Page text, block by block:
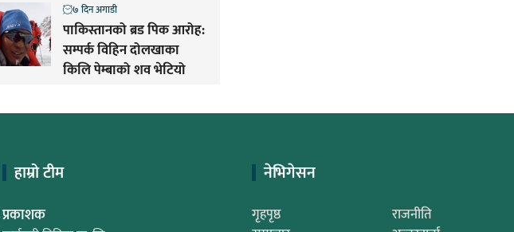
पाकिस्तानको ब्रड पिक आरोह‌‌:
सम्पर्क विहिन दोलखाका
किलि पेम्बाको शव भेटियो
७ दिन अगाडी
हाम्रो टीम
प्रकाशक
नेभिगेसन
गृहपृष्ठ
राजनीति